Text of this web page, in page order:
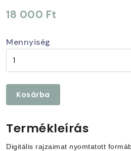
18 000 Ft
Mennyiség
Kosárba
Termékleírás
Digitális rajzaimat nyomtatott